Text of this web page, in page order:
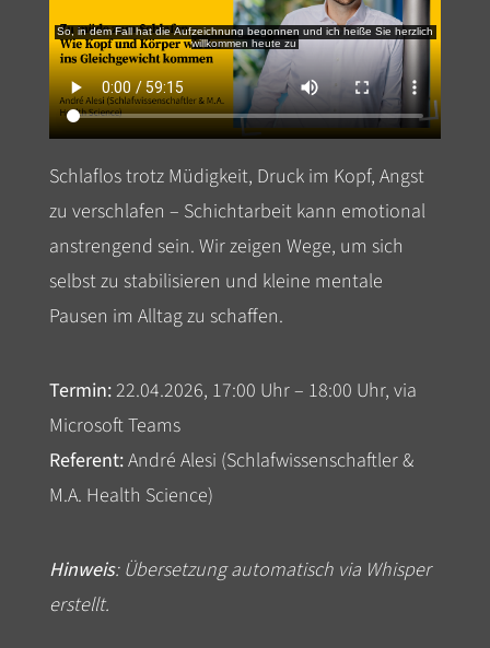
Schlaflos trotz Müdigkeit, Druck im Kopf, Angst
zu verschlafen – Schichtarbeit kann emotional
anstrengend sein. Wir zeigen Wege, um sich
selbst zu stabilisieren und kleine mentale
Pausen im Alltag zu schaffen.
Termin:22.04.2026, 17:00 Uhr – 18:00 Uhr, via
Microsoft Teams
Referent:André Alesi (Schlafwissenschaftler &
M.A. Health Science)
Hinweis: Übersetzung automatisch via Whisper
erstellt.